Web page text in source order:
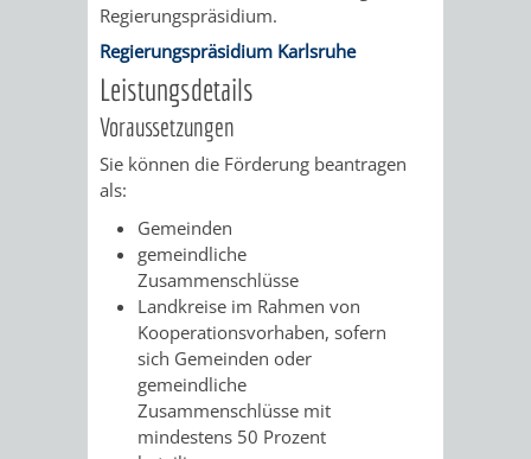
Regierungspräsidium.
Regierungspräsidium Karlsruhe
Leistungsdetails
Voraussetzungen
Sie können die Förderung beantragen
als:
Gemeinden
gemeindliche
Zusammenschlüsse
Landkreise im Rahmen von
Kooperationsvorhaben, sofern
sich Gemeinden oder
gemeindliche
Zusammenschlüsse mit
mindestens 50 Prozent